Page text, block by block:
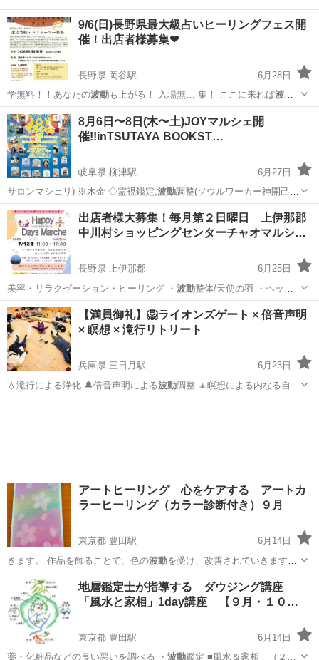
9/6(日)長野県最大級占いヒーリングフェス開
催！出店者様募集❤
長野県 岡谷駅
6月28日
学無料！！あなたの波動も上がる！ 入場無… 集！ ここに来れば波動
が上がる！！ 出店…
長野 岡谷市 岡谷駅 ワークショップ
8月6日〜8日(木〜土)JOYマルシェ開
催!!inTSUTAYA BOOKST…
岐阜県 柳津駅
6月27日
サロンマシェリ) ※木金 ◇霊視鑑定,波動調整(ソウルワーカー神開己
佳) ※木金…
岐阜 岐阜市 柳津駅 ワークショップ マルシェ
出店者様大募集！毎月第２日曜日 上伊那郡
中川村ショッピングセンターチャオマルシ…
長野県 上伊那郡
6月25日
美容・リラクゼーション・ヒーリング ・ 波動整体/天使の羽 ・ヘッド
スパ、アロマク…
長野 上伊那郡 ワークショップ 天然石
【満員御礼】🦁ライオンズゲート × 倍音声明
× 瞑想 × 滝行リトリート
兵庫県 三日月駅
6月23日
💧滝行による浄化 🔔倍音声明による波動調整 🧘瞑想による内なる自分
アートヒーリング 心をケアする アートカ
ラーヒーリング（カラー診断付き）９月
東京都 豊田駅
6月14日
きます。 作品を飾ることで、色の波動を受け、改善されていきます。
… 東京 日野市 豊田駅 ワークショップ
地層鑑定士が指導する ダウジング講座
「風水と家相」1day講座 【９月・１０…
東京都 豊田駅
6月14日
薬・化粧品などの良い悪いを調べる ・ 波動 鑑定 ■風水＆家相 （２…